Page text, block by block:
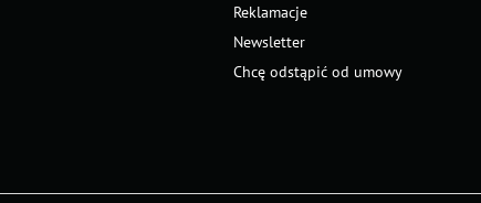
Reklamacje
Newsletter
Chcę odstąpić od umowy